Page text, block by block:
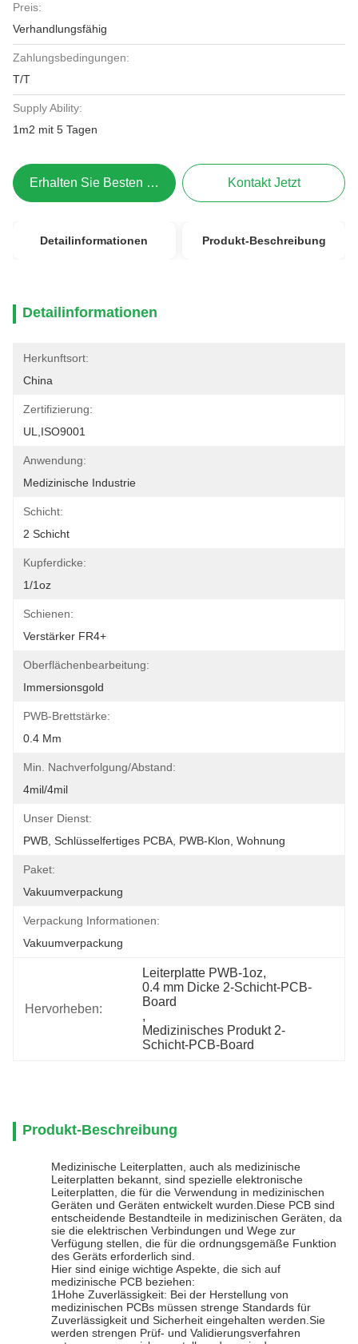
Preis:
Verhandlungsfähig
Zahlungsbedingungen:
T/T
Supply Ability:
1m2 mit 5 Tagen
Erhalten Sie Besten Preis Kontakt Jetzt
Detailinformationen Produkt-Beschreibung
Detailinformationen
Herkunftsort:
China
Zertifizierung:
UL,ISO9001
Anwendung:
Medizinische Industrie
Schicht:
2 Schicht
Kupferdicke:
1/1oz
Schienen:
Verstärker FR4+
Oberflächenbearbeitung:
Immersionsgold
PWB-Brettstärke:
0.4 Mm
Min. Nachverfolgung/Abstand:
4mil/4mil
Unser Dienst:
PWB, Schlüsselfertiges PCBA, PWB-Klon, Wohnung
Paket:
Vakuumverpackung
Verpackung Informationen:
Vakuumverpackung
Hervorheben:
Leiterplatte PWB-1oz,
0.4 mm Dicke 2-Schicht-PCB-
Board
,
Medizinisches Produkt 2-
Schicht-PCB-Board
Produkt-Beschreibung
Medizinische Leiterplatten, auch als medizinische
Leiterplatten bekannt, sind spezielle elektronische
Leiterplatten, die für die Verwendung in medizinischen
Geräten und Geräten entwickelt wurden.Diese PCB sind
entscheidende Bestandteile in medizinischen Geräten, da
sie die elektrischen Verbindungen und Wege zur
Verfügung stellen, die für die ordnungsgemäße Funktion
des Geräts erforderlich sind.
Hier sind einige wichtige Aspekte, die sich auf
medizinische PCB beziehen:
1Hohe Zuverlässigkeit: Bei der Herstellung von
medizinischen PCBs müssen strenge Standards für
Zuverlässigkeit und Sicherheit eingehalten werden.Sie
werden strengen Prüf- und Validierungsverfahren